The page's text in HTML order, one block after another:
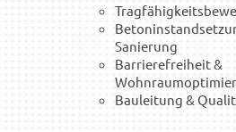
Sanierung
Barrierefreiheit &
Bauleitung &